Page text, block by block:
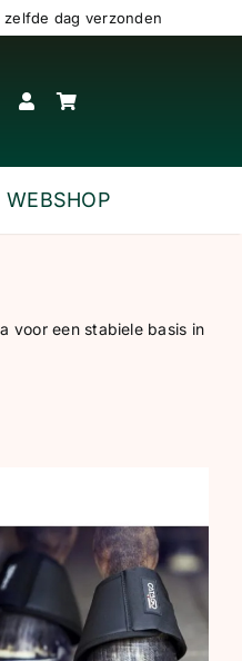
zelfde dag verzonden
WEBSHOP
voor een stabiele basis in